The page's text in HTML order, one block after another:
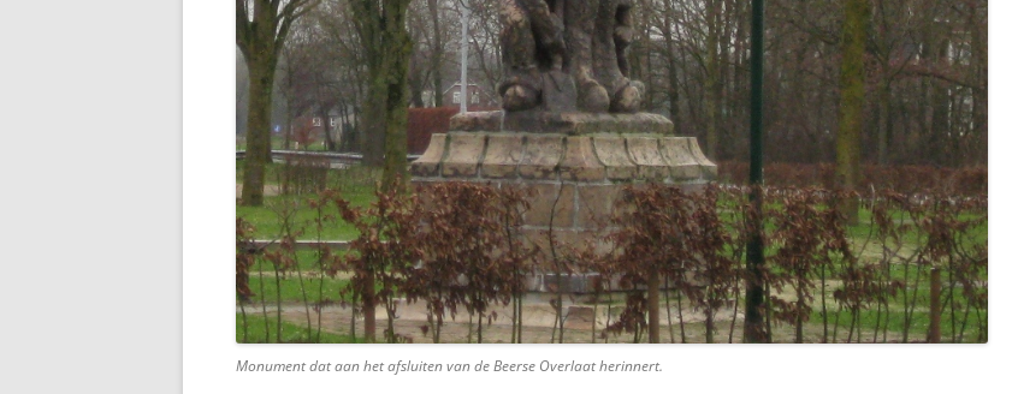
Monument dat aan het afsluiten van de Beerse Overlaat herinnert.